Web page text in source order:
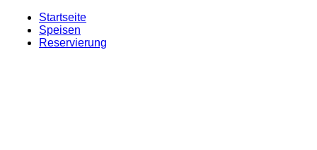
Startseite
Speisen
Reservierung